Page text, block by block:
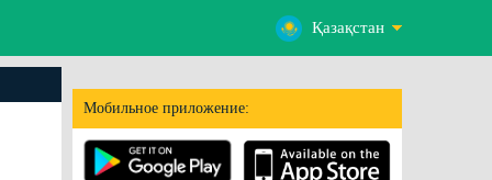
Қазақстан
Мобильное приложение: